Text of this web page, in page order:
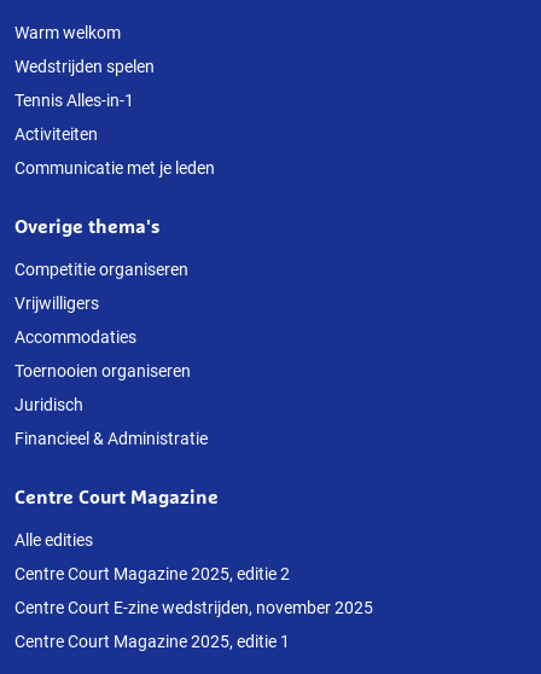
Warm welkom
Wedstrijden spelen
Tennis Alles-in-1
Activiteiten
Communicatie met je leden
Overige thema's
Competitie organiseren
Vrijwilligers
Accommodaties
Toernooien organiseren
Juridisch
Financieel & Administratie
Centre Court Magazine
Alle edities
Centre Court Magazine 2025, editie 2
Centre Court E-zine wedstrijden, november 2025
Centre Court Magazine 2025, editie 1